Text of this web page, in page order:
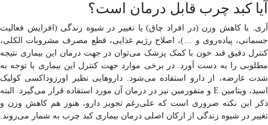
آیا کبد چرب قابل درمان است؟
آری. با کاهش وزن (در افراد چاق) یا تغییر در شیوه زندگی (افزایش فعالیت
جسمانی، پیاده‌روی و …)، اصلاح رژیم غذایی، قطع مصرف مشروبات الکلی،
کنترل دقیق قند خون با کمک پزشک می‌توان در جهت درمان این بیماری نتیجه
مطلوبی را به دست آورد. در برخی موارد جهت کنترل این بیماری با توجه به
شدت عارضه، از دارو استفاده می‌شود. داروهایی نظیر اورزوداکسی کولیک
اسید، ویتامین E و متفورمین نیز در درمان آن مورد استفاده قرار می‌گیرد. البته
ذکر این نکته ضروری است که علی‌رغم تجویز دارو، هنوز هم کاهش وزن و
تغییر در شیوه زندگی از ارکان اصلی درمان بیماری کبد چرب به شمار می‌روند.